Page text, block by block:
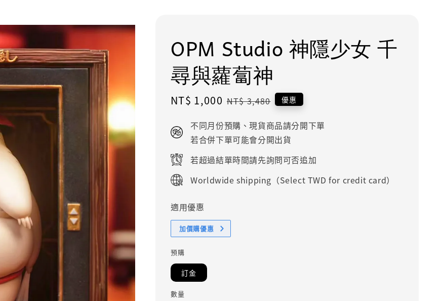
OPM Studio 神隱少女 千
尋與蘿蔔神
Sale
NT$ 1,000 Regular
NT$ 3,480 優惠
不同月份預購、現貨商品請分開下單
若合併下單可能會分開出貨
若超過結單時間請先詢問可否追加
Worldwide shipping（Select TWD for credit card）
適用優惠
加價購優惠
預購
訂金
數量